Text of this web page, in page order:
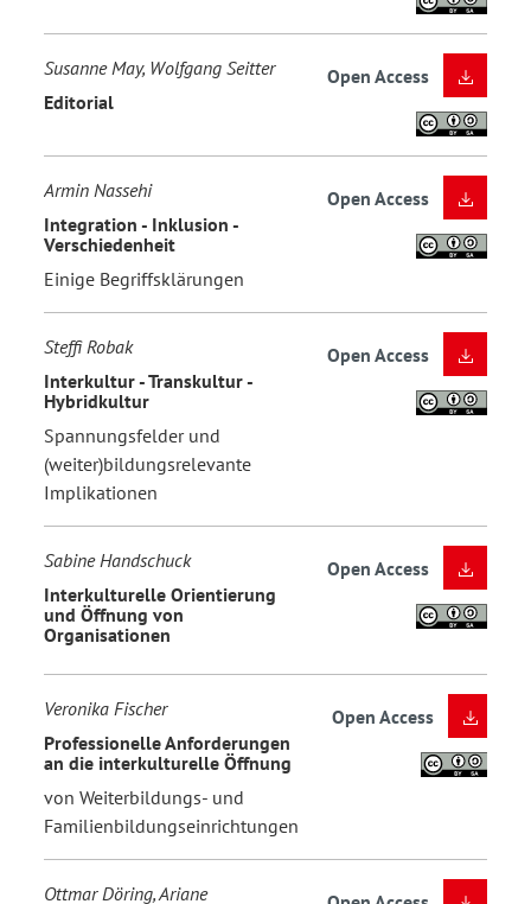
Susanne May, Wolfgang Seitter
Editorial
Open Access
Armin Nassehi
Integration - Inklusion -
Verschiedenheit
Einige Begriffsklärungen
Open Access
Steffi Robak
Interkultur - Transkultur -
Hybridkultur
Spannungsfelder und
(weiter)bildungsrelevante
Implikationen
Open Access
Sabine Handschuck
Interkulturelle Orientierung
und Öffnung von
Organisationen
Open Access
Veronika Fischer
Professionelle Anforderungen
an die interkulturelle Öffnung
von Weiterbildungs- und
Familienbildungseinrichtungen
Open Access
Ottmar Döring, Ariane